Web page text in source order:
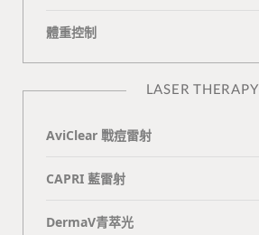
體重控制
LASER THERAPY
AviClear 戰痘雷射
CAPRI 藍雷射
DermaV青萃光